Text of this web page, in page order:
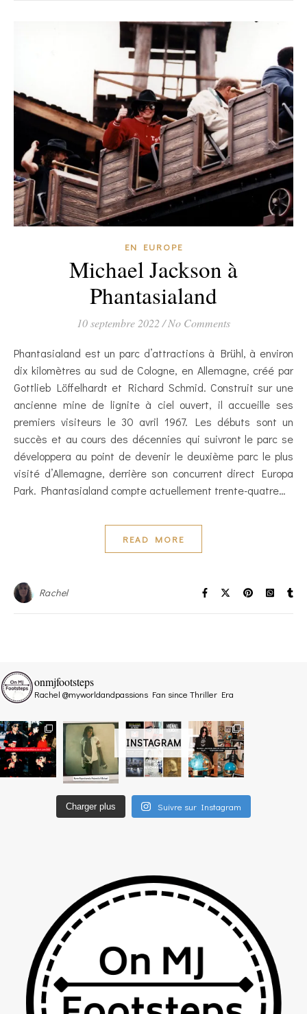
EN EUROPE
Michael Jackson à
Phantasialand
10 septembre 2022 /No Comments
Phantasialand est un parc d’attractions à Brühl, à environ
dix kilomètres au sud de Cologne, en Allemagne, créé par
Gottlieb Löffelhardt et Richard Schmid. Construit sur une
ancienne mine de lignite à ciel ouvert, il accueille ses
premiers visiteurs le 30 avril 1967. Les débuts sont un
succès et au cours des décennies qui suivront le parc se
développera au point de devenir le deuxième parc le plus
visité d’Allemagne, derrière son concurrent direct Europa
Park. Phantasialand compte actuellement trente-quatre…
READ MORE
Rachel
INSTAGRAM
onmjfootsteps
Rachel @myworldandpassions Fan since Thriller Era
Charger plus Suivre sur Instagram